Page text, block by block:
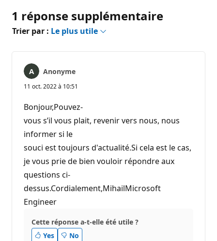
1 réponse supplémentaire
Trier par : Le plus utile
Anonyme
11 oct. 2022 à 10:51
Bonjour,Pouvez-
vous s’il vous plait, revenir vers nous, nous
informer si le
souci est toujours d'actualité.Si cela est le cas,
je vous prie de bien vouloir répondre aux
questions ci-
dessus.Cordialement,MihailMicrosoft
Engineer
Cette réponse a-t-elle été utile ?
Yes
No